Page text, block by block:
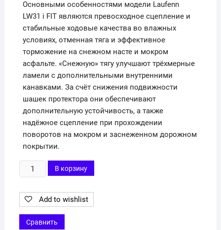
Основными особенностями модели Laufenn
LW31 i FIT являются превосходное сцепление и
стабильные ходовые качества во влажных
условиях, отменная тяга и эффективное
торможение на снежном насте и мокром
асфальте. «Снежную» тягу улучшают трёхмерные
ламели с дополнительными внутренними
канавками. За счёт снижения подвижности
шашек протектора они обеспечивают
дополнительную устойчивость, а также
надёжное сцепление при прохождении
поворотов на мокром и заснеженном дорожном
покрытии.
Количество
товара
R16
LAUFENN
LW31
В корзину
Add to wishlist
Сравнить